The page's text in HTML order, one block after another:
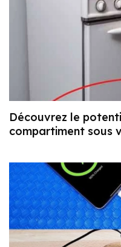
Découvrez le
compartiment sous